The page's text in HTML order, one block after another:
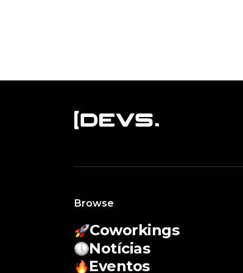
Browse
Coworkings
Notícias
Eventos